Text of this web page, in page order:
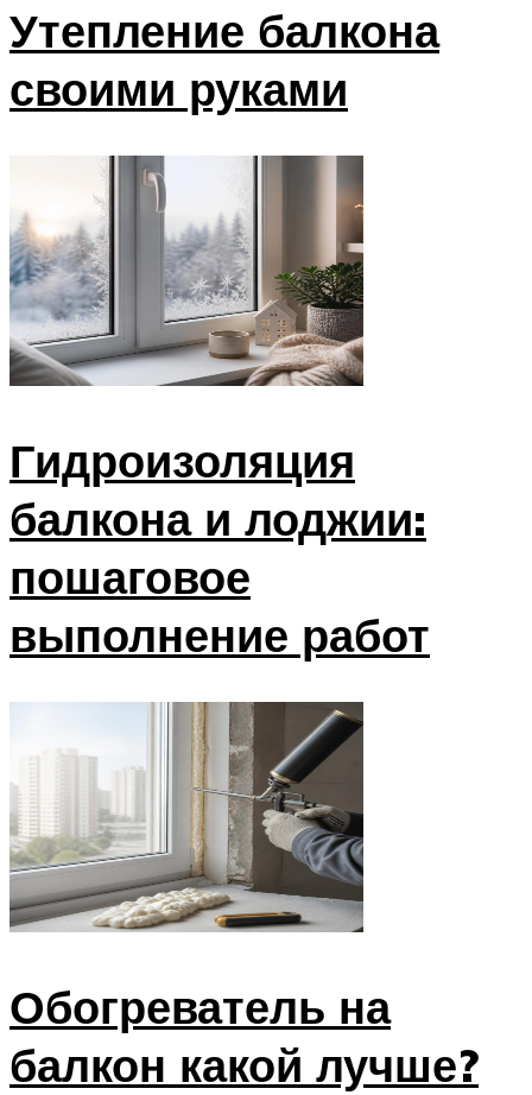
Утепление балкона
своими руками
Гидроизоляция
балкона и лоджии:
пошаговое
выполнение работ
Обогреватель на
балкон какой лучше?